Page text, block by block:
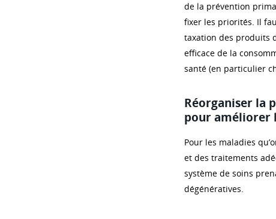
de la prévention
fixer les priorités. Il
taxation des produits
efficace de la
santé (en particulier
Réorganiser la
pour améliorer
Pour les maladies
et des traitements
système de soins
dégénératives.